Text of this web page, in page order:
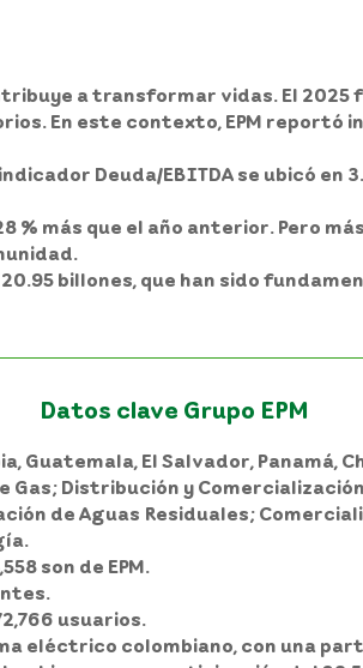
a transformar vidas. El
En este contexto, EPM reportó
Deuda/EBITDA se ubicó
% más que el año anterior. Pero
billones, que han sido
Datos clave Grupo EPM
Guatemala, El Salvador, Panamá,
Distribución y
de Aguas Residuales;
son de EPM.
usuarios.
eléctrico colombiano, con una